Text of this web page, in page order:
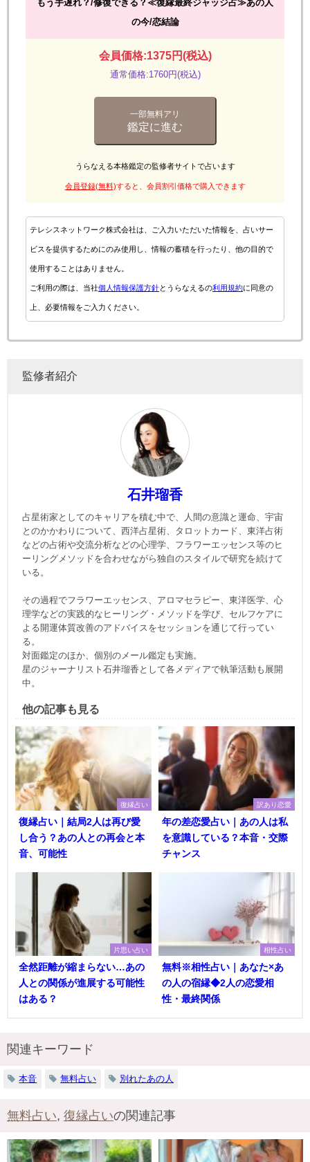
もう手遅れ？/修復できる？≪復縁最終ジャッジ占≫あの人
の今/恋結論
会員価格:1375円(税込)
通常価格:1760円(税込)
一部無料アリ
鑑定に進む
うらなえる本格鑑定の監修者サイトで占います
会員登録(無料)すると、会員割引価格で購入できます
テレシスネットワーク株式会社は、ご入力いただいた情報を、占いサー
ビスを提供するためにのみ使用し、情報の蓄積を行ったり、他の目的で
使用することはありません。
ご利用の際は、当社個人情報保護方針とうらなえるの利用規約に同意の
上、必要情報をご入力ください。
監修者紹介
石井瑠香
占星術家としてのキャリアを積む中で、人間の意識と運命、宇宙
とのかかわりについて、西洋占星術、タロットカード、東洋占術
などの占術や交流分析などの心理学、フラワーエッセンス等のヒ
ーリングメソッドを合わせながら独自のスタイルで研究を続けて
いる。
その過程でフラワーエッセンス、アロマセラピー、東洋医学、心
理学などの実践的なヒーリング・メソッドを学び、セルフケアに
よる開運体質改善のアドバイスをセッションを通じて行ってい
る。
対面鑑定のほか、個別のメール鑑定も実施。
星のジャーナリスト石井瑠香として各メディアで執筆活動も展開
中。
他の記事も見る
復縁占い
復縁占い｜結局2人は再び愛
し合う？あの人との再会と本
音、可能性
訳あり恋愛
年の差恋愛占い｜あの人は私
を意識している？本音・交際
チャンス
片思い占い
全然距離が縮まらない…あの
人との関係が進展する可能性
はある？
相性占い
無料※相性占い｜あなた×あ
の人の宿縁◆2人の恋愛相
性・最終関係
関連キーワード
本音 無料占い 別れたあの人
無料占い, 復縁占いの関連記事